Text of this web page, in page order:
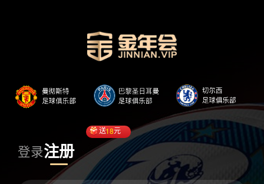
登录注册
送18元